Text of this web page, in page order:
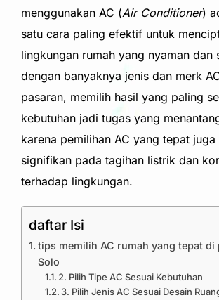
menggunakan AC (Air Conditioner)
satu cara paling efektif untuk
lingkungan rumah yang nyaman dan
dengan banyaknya jenis dan merk
pasaran, memilih hasil yang paling
kebutuhan jadi tugas yang
karena pemilihan AC yang tepat
signifikan pada tagihan listrik dan
terhadap lingkungan.
daftar Isi
tips memilih AC rumah yang tepat di
Solo
2. Pilih Tipe AC Sesuai Kebutuhan
3. Pilih Jenis AC Sesuai Desain